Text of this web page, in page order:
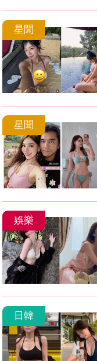
星聞
星聞
娛樂
日韓